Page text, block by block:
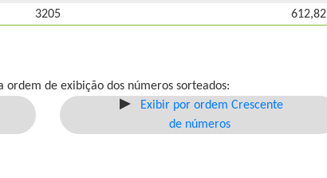
3205 612,82
ordem de exibição dos números sorteados:
Exibir por ordem Crescente
de números